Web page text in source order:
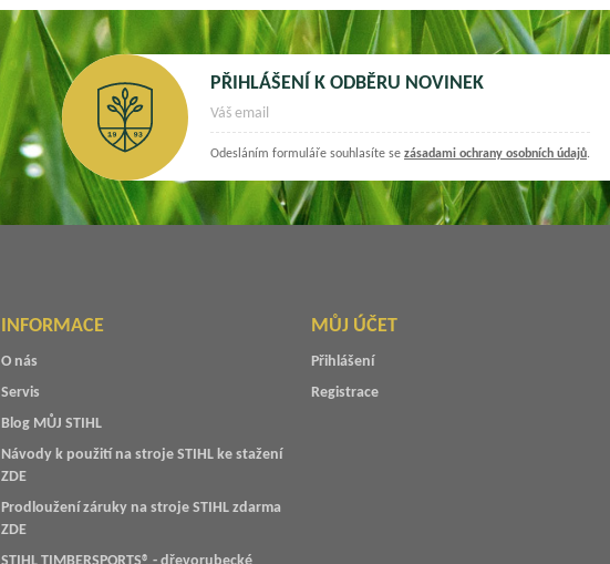
PŘIHLÁŠENÍ K ODBĚRU NOVINEK
Odesláním formuláře souhlasíte se zásadami ochrany osobních údajů.
INFORMACE
O nás
Servis
Blog MŮJ STIHL
Návody k použití na stroje STIHL ke stažení
ZDE
Prodloužení záruky na stroje STIHL zdarma
ZDE
MŮJ ÚČET
Přihlášení
Registrace